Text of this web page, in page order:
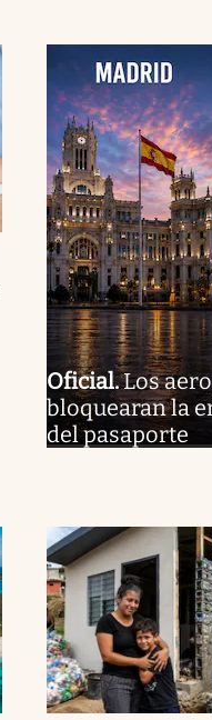
Oficial.Los
bloquearan la
del pasaporte